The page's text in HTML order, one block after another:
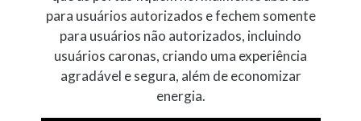
para usuários autorizados e fechem somente
para usuários não autorizados, incluindo
usuários caronas, criando uma experiência
agradável e segura, além de economizar
energia.